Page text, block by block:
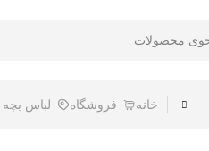
خانه فروشگاه لباس